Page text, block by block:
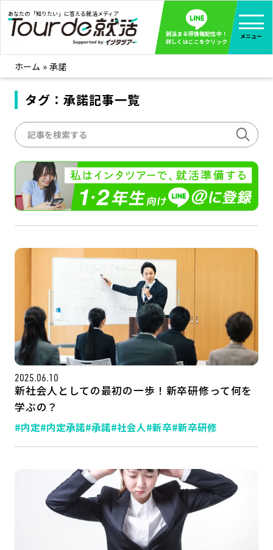
あなたの「知りたい」に答える就活メディア
就活まる得情報配信中！
詳しくはここをクリック
メニュー
就活ノウハウ 全て見る
企業まる見え！特捜部
みんなが知らない企業の裏側を徹底調査！
インタツアー活動レポ 全て見る
インタツアーを使ってどうだった？OBOG成功談
社会人インタビュー 全て見る
社会人になった今、就活を振り返ってみた
学生就活ブログ 全て見る
企業・業界研究はインタツアー
LINE登録
サイトマップ
運営会社
プライバシーポリシー
ホーム » 承諾
タグ：承諾記事一覧
2025.06.10
新社会人としての最初の一歩！新卒研修って何を
学ぶの？
#内定#内定承諾#承諾#社会人#新卒#新卒研修